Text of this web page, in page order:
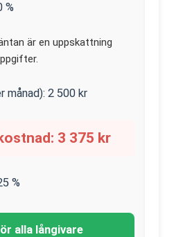
%
är en uppskattning
månad): 2 500 kr
3 375 kr
%
alla långivare